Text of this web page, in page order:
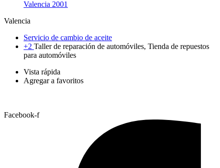
Valencia 2001
Valencia
Servicio de cambio de aceite
+2 Taller de reparación de automóviles, Tienda de repuestos
para automóviles
Vista rápida
Agregar a favoritos
Facebook-f